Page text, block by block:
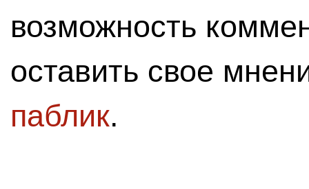
возможность
оставить свое
паблик.